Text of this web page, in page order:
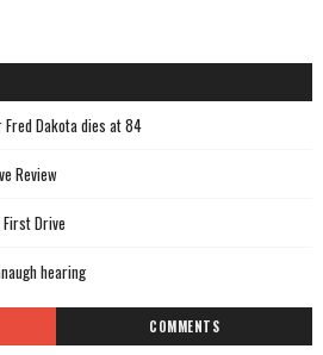
Fred Dakota dies at 84
Review
Drive
hearing
COMMENTS